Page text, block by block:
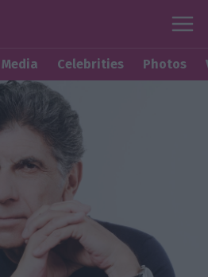
Media Celebrities Photos